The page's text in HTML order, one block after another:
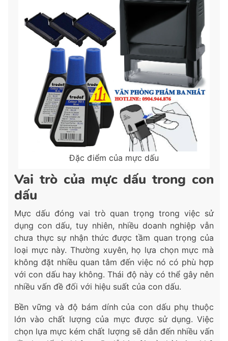
Đặc điểm của mực dấu
Vai trò của mực dấu trong con
dấu
Mực dấu đóng vai trò quan trọng trong việc sử
dụng con dấu, tuy nhiên, nhiều doanh nghiệp vẫn
chưa thực sự nhận thức được tầm quan trọng của
loại mực này. Thường xuyên, họ lựa chọn mực mà
không đặt nhiều quan tâm đến việc nó có phù hợp
với con dấu hay không. Thái độ này có thể gây nên
nhiều vấn đề đối với hiệu suất của con dấu.
Bền vững và độ bám dính của con dấu phụ thuộc
lớn vào chất lượng của mực được sử dụng. Việc
chọn lựa mực kém chất lượng sẽ dẫn đến nhiều vấn